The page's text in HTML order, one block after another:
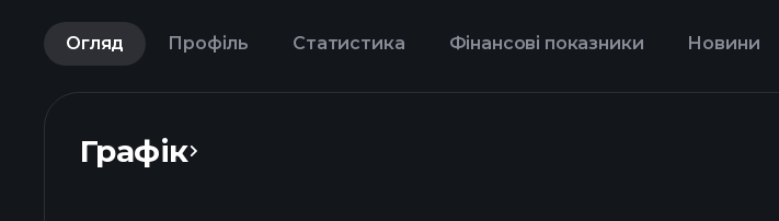
Огляд Профіль Статистика Фінансові показники Новини
Графік